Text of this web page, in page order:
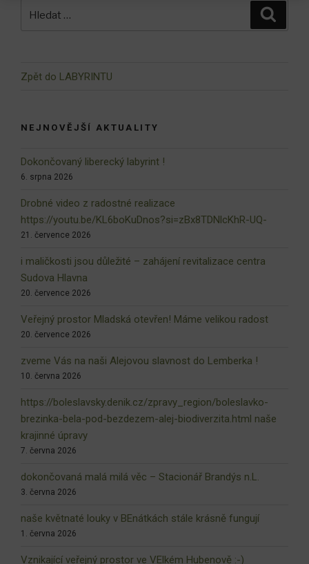
Zpět do LABYRINTU
NEJNOVĚJŠÍ AKTUALITY
Dokončovaný liberecký labyrint !
6. srpna 2026
Drobné video z radostné realizace
https://youtu.be/KL6boKuDnos?si=zBx8TDNlcKhR-UQ-
21. července 2026
i maličkosti jsou důležité – zahájení revitalizace centra
Sudova Hlavna
20. července 2026
Veřejný prostor Mladská otevřen! Máme velikou radost
20. července 2026
zveme Vás na naši Alejovou slavnost do Lemberka !
10. června 2026
https://boleslavsky.denik.cz/zpravy_region/boleslavko-
brezinka-bela-pod-bezdezem-alej-biodiverzita.html naše
krajinné úpravy
7. června 2026
dokončovaná malá milá věc – Stacionář Brandýs n.L.
3. června 2026
naše květnaté louky v BEnátkách stále krásně fungují
1. června 2026
Vznikající veřejný prostor ve VElkém Hubenově :-)